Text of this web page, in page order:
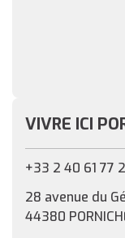
VIVRE ICI
+33 2 40 61 77
28 avenue du
44380